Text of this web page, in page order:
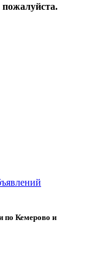
пожалуйста.
по Кемерово и